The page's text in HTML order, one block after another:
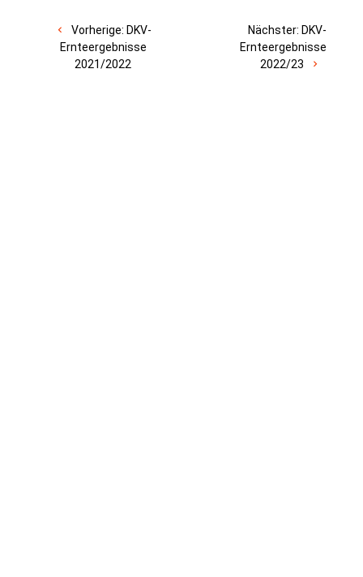
Vorherige: DKV-
Ernteergebnisse
2021/2022
Nächster: DKV-
Ernteergebnisse
2022/23